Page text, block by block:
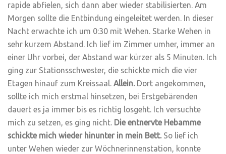
rapide abfielen, sich dann aber wieder stabilisierten. Am
Morgen sollte die Entbindung eingeleitet werden. In dieser
Nacht erwachte ich um 0:30 mit Wehen. Starke Wehen in
sehr kurzem Abstand. Ich lief im Zimmer umher, immer an
einer Uhr vorbei, der Abstand war kürzer als 5 Minuten. Ich
ging zur Stationsschwester, die schickte mich die vier
Etagen hinauf zum Kreissaal. Allein. Dort angekommen,
sollte ich mich erstmal hinsetzen, bei Erstgebärenden
dauert es ja immer bis es richtig losgeht. Ich versuchte
mich zu setzen, es ging nicht. Die entnervte Hebamme
schickte mich wieder hinunter in mein Bett. So lief ich
unter Wehen wieder zur Wöchnerinnenstation, konnte